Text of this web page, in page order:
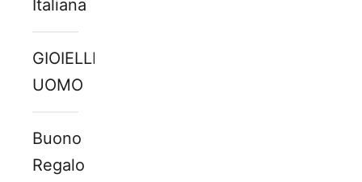
Italiana
GIOIELLI
UOMO
Buono
Regalo